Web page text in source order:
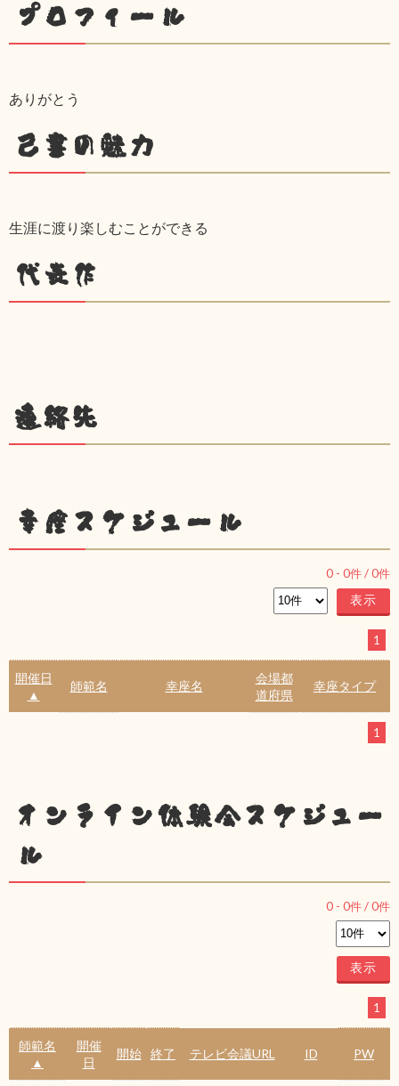
プロフィール
ありがとう
己書の魅力
生涯に渡り楽しむことができる
代表作
連絡先
幸座スケジュール
0 - 0件 /0件
1
開催日
▲
師範名 幸座名
会場都
道府県
幸座タイプ
1
オンライン体験会スケジュー
ル
0 - 0件 /0件
1
師範名
▲
開催
日
開始 終了 テレビ会議URL ID PW